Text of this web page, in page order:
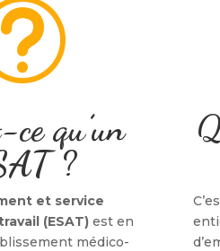
ce qu’un
?
et service
(ESAT)est en
médico-